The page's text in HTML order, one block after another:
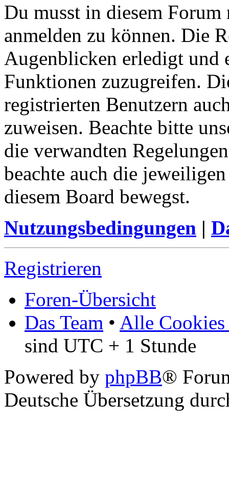
Du musst in diesem
anmelden zu können. Die
Augenblicken erledigt und
Funktionen zuzugreifen.
registrierten Benutzern
zuweisen. Beachte bitte
die verwandten
beachte auch die
diesem Board bewegst.
Nutzungsbedingungen |
Registrieren
Foren-Übersicht
Das Team • Alle Cookies
sind UTC + 1 Stunde
Powered by phpBB®
Deutsche Übersetzung